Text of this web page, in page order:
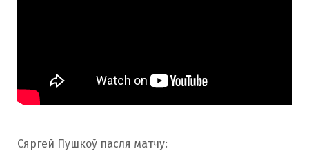
Сяргей Пушкоў пасля матчу: